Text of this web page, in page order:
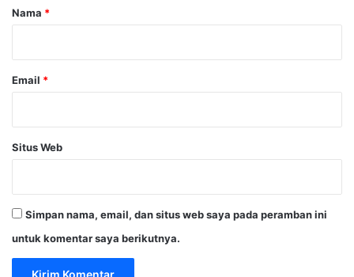
rNama *
Email *
Situs Web
Simpan nama, email, dan situs web saya pada peramban ini
untuk komentar saya berikutnya.